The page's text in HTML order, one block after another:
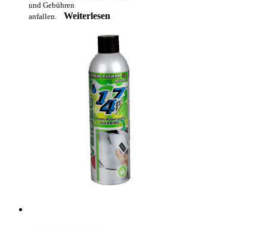
und Gebühren
anfallen.
Weiterlesen